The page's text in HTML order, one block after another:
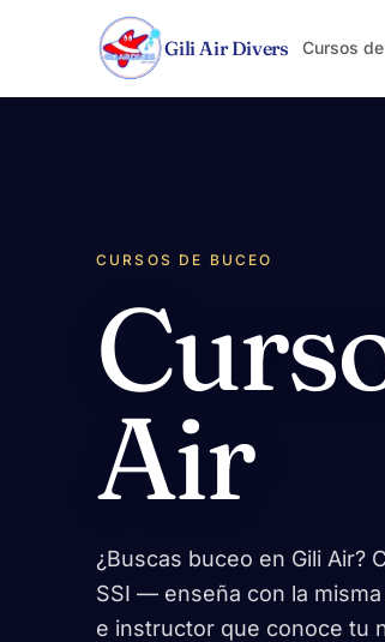
Saltar al contenido
Gili Air Divers
Cursos
CURSOS DE BUCEO
Air
¿Buscas buceo en Gili Air?
SSI — enseña con la
e instructor que conoce tu